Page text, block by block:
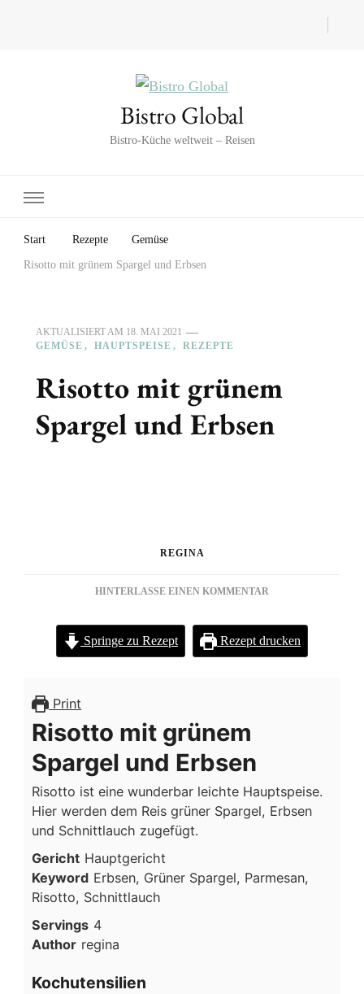
Bistro Global
Bistro-Küche weltweit – Reisen
Start Rezepte Gemüse
Risotto mit grünem Spargel und Erbsen
AKTUALISIERT AM 18. MAI 2021
GEMÜSE
HAUPTSPEISE REZEPTE
Risotto mit grünem
Spargel und Erbsen
REGINA
HINTERLASSE EINEN KOMMENTAR
MIT
GRÜNEM
SPARGEL
Springe zu Rezept Rezept drucken
Print
Risotto mit grünem
Spargel und Erbsen
Risotto ist eine wunderbar leichte Hauptspeise.
Hier werden dem Reis grüner Spargel, Erbsen
und Schnittlauch zugefügt.
Gericht Hauptgericht
Keyword Erbsen, Grüner Spargel, Parmesan,
Risotto, Schnittlauch
Servings 4
Author regina
Kochutensilien